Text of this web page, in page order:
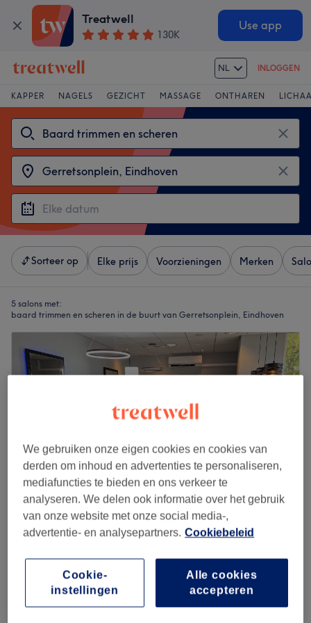
Treatwell
130K
Use app
NL INLOGGEN
KAPPER NAGELS GEZICHT MASSAGE ONTHAREN
Sorteer op Elke prijs Voorzieningen Merken
5 salons met:
baard trimmen en scheren in de buurt van Gerretsonplein, Eindhoven
The Perfect gentleman
Mannen - Knippen & baard trimmen
We gebruiken onze eigen cookies en cookies van
derden om inhoud en advertenties te personaliseren,
mediafuncties te bieden en ons verkeer te
analyseren. We delen ook informatie over het gebruik
van onze website met onze social media-,
advertentie- en analysepartners. Cookiebeleid
Alle cookies
accepteren
Cookie-
instellingen